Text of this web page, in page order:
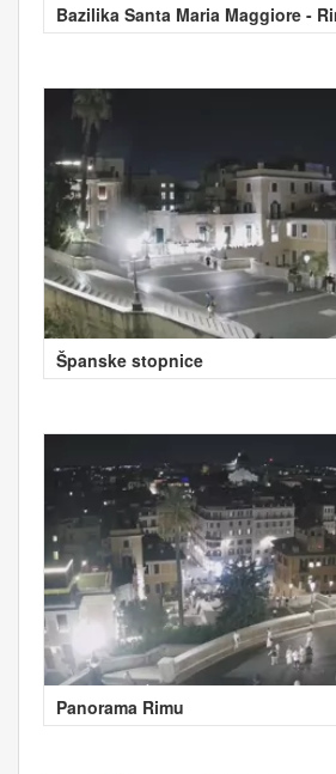
Bazilika Santa Maria Maggiore -
Španske stopnice
Panorama Rimu